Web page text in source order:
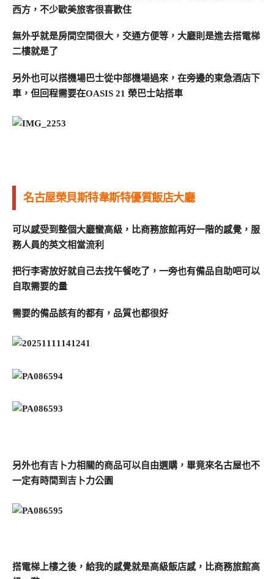
西方，不少歐美旅客很喜歡住
無外乎就是房間空間很大，交通方便等，大廳則是進去搭電梯
二樓就是了
另外也可以搭機場巴士從中部機場過來，在旁邊的東急酒店下
車，但回程需要在OASIS 21 榮巴士站搭車
名古屋榮貝斯特韋斯特優質飯店大廳
可以感受到整個大廳蠻高級，比商務旅館再好一階的感覺，服
務人員的英文相當流利
把行李寄放好就自己去找午餐吃了，一旁也有備品自助吧可以
自取需要的量
需要的備品該有的都有，品質也都很好
另外也有吉卜力相關的商品可以自由選購，畢竟來名古屋也不
一定有時間到吉卜力公園
搭電梯上樓之後，給我的感覺就是高級飯店感，比商務旅館高